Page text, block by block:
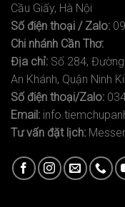
Cầu Giấy, Hà Nội
Số điện thoại / Zalo:
Chi nhánh Cần Thơ:
Địa chỉ: Số 284,
An Khánh, Quận Ninh
Số điện thoại/Zalo:
Email:
Tư vấn đặt lịch: